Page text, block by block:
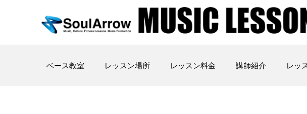
ベース教室 レッスン場所 レッスン料金 講師紹介 レッ